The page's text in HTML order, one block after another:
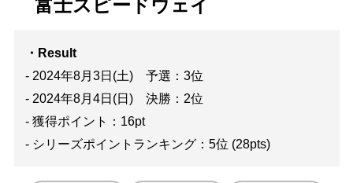
富士スピードウェイ
・Result
- 2024年8月3日(土) 予選：3位
- 2024年8月4日(日) 決勝：2位
- 獲得ポイント：16pt
- シリーズポイントランキング：5位 (28pts)